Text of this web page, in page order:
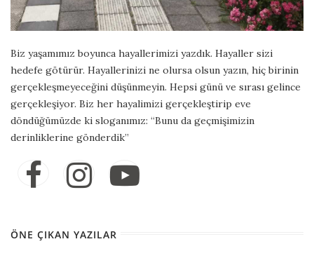
Biz yaşamımız boyunca hayallerimizi yazdık. Hayaller sizi
hedefe götürür. Hayallerinizi ne olursa olsun yazın, hiç birinin
gerçekleşmeyeceğini düşünmeyin. Hepsi günü ve sırası gelince
gerçekleşiyor. Biz her hayalimizi gerçekleştirip eve
döndüğümüzde ki sloganımız: “Bunu da geçmişimizin
derinliklerine gönderdik”
ÖNE ÇIKAN YAZILAR